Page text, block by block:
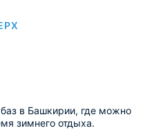
в Башкирии, где можно
зимнего отдыха.